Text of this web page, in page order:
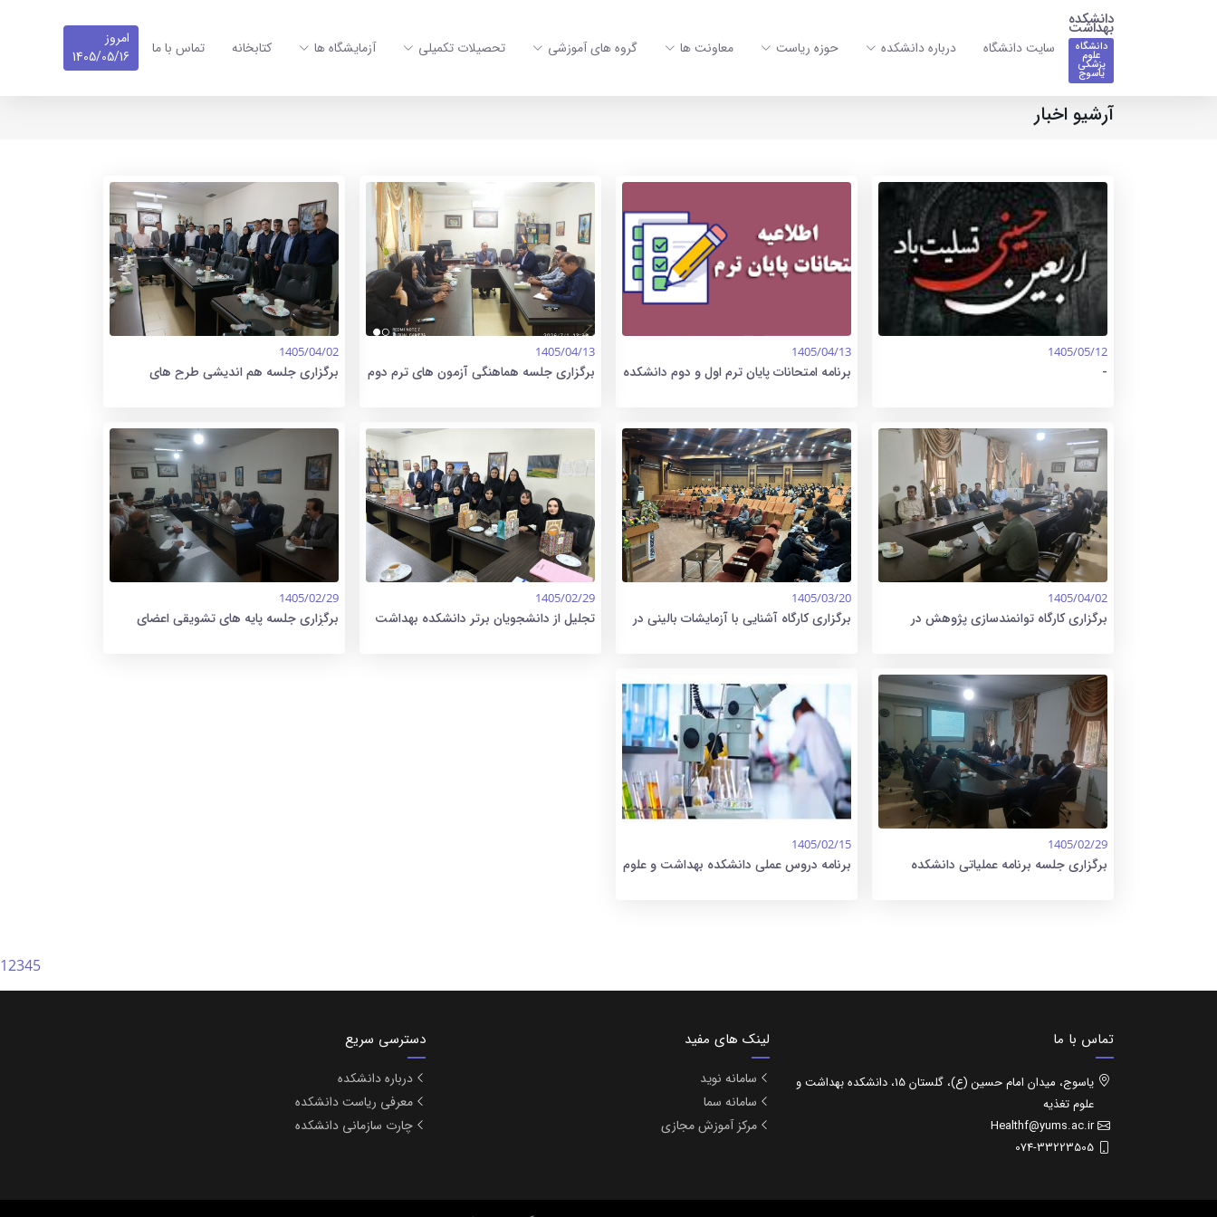
دانشکده
بهداشت
دانشگاه
علوم
پزشکی
یاسوج
سایت دانشگاه درباره دانشکده حوزه ریاست معاونت ها گروه های آموزشی تحصیلات تکمیلی آزمایشگاه ها کتابخانه تماس با ما
امروز
1405/05/16
آرشیو اخبار
1405/05/12
-
1405/04/13
برنامه امتحانات پایان ترم اول و دوم دانشکده
1405/04/13
برگزاری جلسه هماهنگی آزمون های ترم دوم
1405/04/02
برگزاری جلسه هم اندیشی طرح های
1405/04/02
برگزاری کارگاه توانمندسازی پژوهش در
1405/03/20
برگزاری کارگاه آشنایی با آزمایشات بالینی در
1405/02/29
تجلیل از دانشجویان برتر دانشکده بهداشت
1405/02/29
برگزاری جلسه پایه های تشویقی اعضای
1405/02/29
برگزاری جلسه برنامه عملیاتی دانشکده
1405/02/15
برنامه دروس عملی دانشکده بهداشت و علوم
12345
تماس با ما
یاسوج، میدان امام حسین (ع)، گلستان 15، دانشکده بهداشت و
علوم تغذیه
Healthf@yums.ac.ir
074-33223505
لینک های مفید
سامانه نوید
سامانه سما
مرکز آموزش مجازی
دسترسی سریع
درباره دانشکده
معرفی ریاست دانشکده
چارت سازمانی دانشکده